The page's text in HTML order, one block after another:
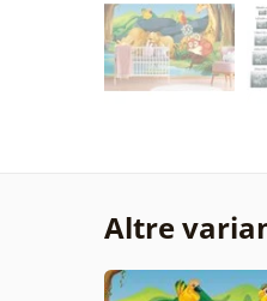
Altre